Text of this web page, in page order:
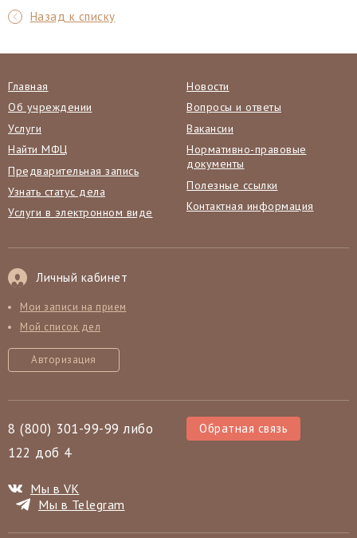
Назад к списку
Главная
Об учреждении
Услуги
Найти МФЦ
Предварительная запись
Узнать статус дела
Услуги в электронном виде
Новости
Вопросы и ответы
Вакансии
Нормативно-правовые
документы
Полезные ссылки
Контактная информация
Личный кабинет
Мои записи на прием
Мой список дел
Авторизация
8 (800) 301-99-99 либо
122 доб 4
Обратная связь
Мы в VK
Мы в Telegram